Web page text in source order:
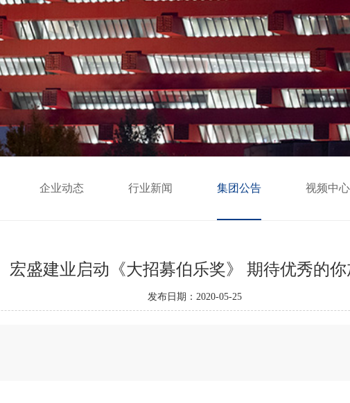
企业动态 行业新闻 集团公告 视频中心
宏盛建业启动《大招募伯乐奖》 期待优秀的
发布日期：2020-05-25